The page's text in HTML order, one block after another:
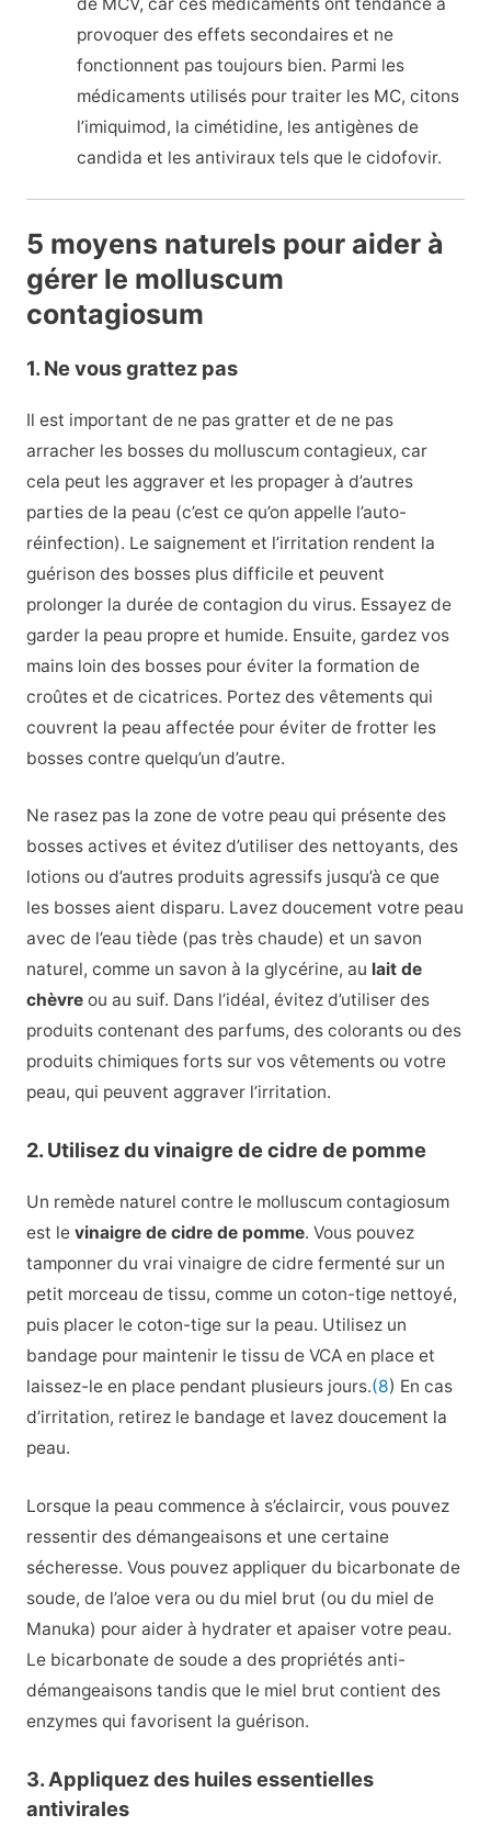
provoquer des effets secondaires et ne
fonctionnent pas toujours bien. Parmi les
médicaments utilisés pour traiter les MC, citons
l’imiquimod, la cimétidine, les antigènes de
candida et les antiviraux tels que le cidofovir.
5 moyens naturels pour aider à
gérer le molluscum
contagiosum
1. Ne vous grattez pas
Il est important de ne pas gratter et de ne pas
arracher les bosses du molluscum contagieux, car
cela peut les aggraver et les propager à d’autres
parties de la peau (c’est ce qu’on appelle l’auto-
réinfection). Le saignement et l’irritation rendent la
guérison des bosses plus difficile et peuvent
prolonger la durée de contagion du virus. Essayez de
garder la peau propre et humide. Ensuite, gardez vos
mains loin des bosses pour éviter la formation de
croûtes et de cicatrices. Portez des vêtements qui
couvrent la peau affectée pour éviter de frotter les
bosses contre quelqu’un d’autre.
Ne rasez pas la zone de votre peau qui présente des
bosses actives et évitez d’utiliser des nettoyants, des
lotions ou d’autres produits agressifs jusqu’à ce que
les bosses aient disparu. Lavez doucement votre peau
avec de l’eau tiède (pas très chaude) et un savon
naturel, comme un savon à la glycérine, au lait de
chèvreou au suif. Dans l’idéal, évitez d’utiliser des
produits contenant des parfums, des colorants ou des
produits chimiques forts sur vos vêtements ou votre
peau, qui peuvent aggraver l’irritation.
2. Utilisez du vinaigre de cidre de pomme
Un remède naturel contre le molluscum contagiosum
est le vinaigre de cidre de pomme. Vous pouvez
tamponner du vrai vinaigre de cidre fermenté sur un
petit morceau de tissu, comme un coton-tige nettoyé,
puis placer le coton-tige sur la peau. Utilisez un
bandage pour maintenir le tissu de VCA en place et
laissez-le en place pendant plusieurs jours.(8) En cas
d’irritation, retirez le bandage et lavez doucement la
peau.
Lorsque la peau commence à s’éclaircir, vous pouvez
ressentir des démangeaisons et une certaine
sécheresse. Vous pouvez appliquer du bicarbonate de
soude, de l’aloe vera ou du miel brut (ou du miel de
Manuka) pour aider à hydrater et apaiser votre peau.
Le bicarbonate de soude a des propriétés anti-
démangeaisons tandis que le miel brut contient des
enzymes qui favorisent la guérison.
3. Appliquez des huiles essentielles
antivirales